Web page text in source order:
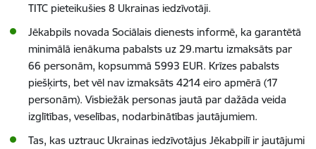
TITC pieteikušies 8 Ukrainas iedzīvotāji.
Jēkabpils novada Sociālais dienests informē, ka garantētā
minimālā ienākuma pabalsts uz 29.martu izmaksāts par
66 personām, kopsummā 5993 EUR. Krīzes pabalsts
piešķirts, bet vēl nav izmaksāts 4214 eiro apmērā (17
personām). Visbiežāk personas jautā par dažāda veida
izglītības, veselības, nodarbinātības jautājumiem.
Tas, kas uztrauc Ukrainas iedzīvotājus Jēkabpilī ir jautājumi